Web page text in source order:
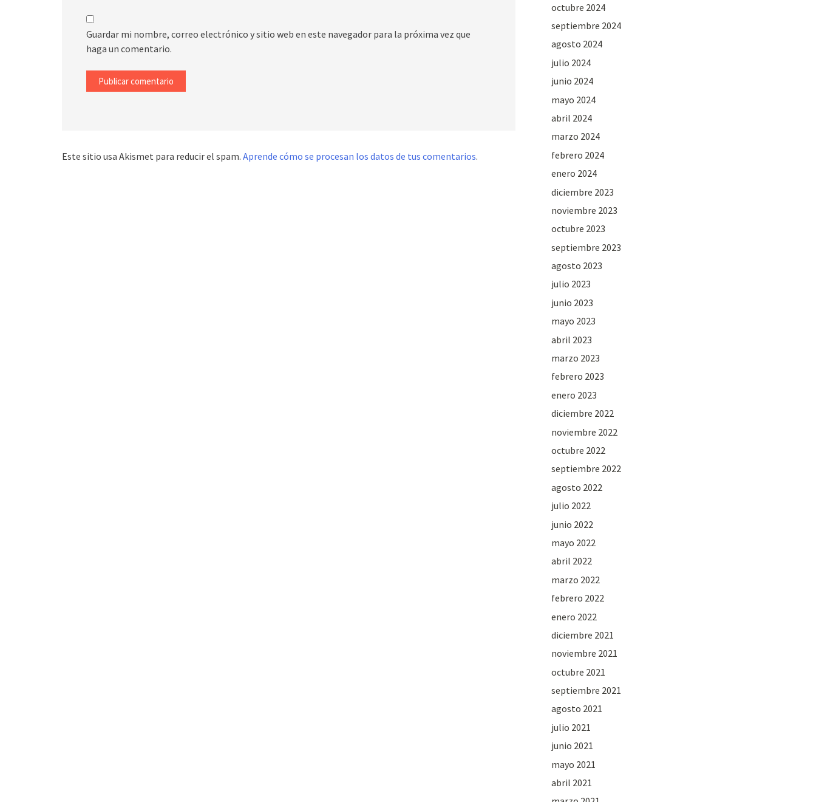
Guardar mi nombre, correo electrónico y sitio web en este navegador para la próxima vez que
haga un comentario.
Este sitio usa Akismet para reducir el spam. Aprende cómo se procesan los datos de tus comentarios.
octubre 2024
septiembre 2024
agosto 2024
julio 2024
junio 2024
mayo 2024
abril 2024
marzo 2024
febrero 2024
enero 2024
diciembre 2023
noviembre 2023
octubre 2023
septiembre 2023
agosto 2023
julio 2023
junio 2023
mayo 2023
abril 2023
marzo 2023
febrero 2023
enero 2023
diciembre 2022
noviembre 2022
octubre 2022
septiembre 2022
agosto 2022
julio 2022
junio 2022
mayo 2022
abril 2022
marzo 2022
febrero 2022
enero 2022
diciembre 2021
noviembre 2021
octubre 2021
septiembre 2021
agosto 2021
julio 2021
junio 2021
mayo 2021
abril 2021